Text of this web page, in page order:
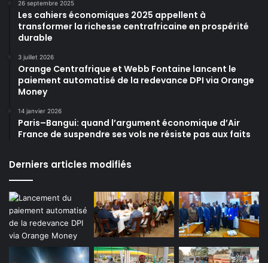
26 septembre 2025
Les cahiers économiques 2025 appellent à
transformer la richesse centrafricaine en prospérité
durable
3 juillet 2026
Orange Centrafrique et Webb Fontaine lancent le
paiement automatisé de la redevance DPI via Orange
Money
14 janvier 2026
Paris–Bangui: quand l’argument économique d’Air
France de suspendre ses vols ne résiste pas aux faits
Derniers articles modifiés